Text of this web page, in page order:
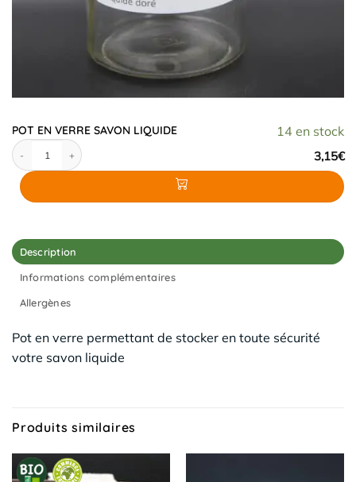
14 en stock
POT EN VERRE SAVON LIQUIDE
3,15€
quantité de POT EN VERRE SAVON LIQUIDE
Description
Informations complémentaires
Allergènes
Pot en verre permettant de stocker en toute sécurité
votre savon liquide
Produits similaires